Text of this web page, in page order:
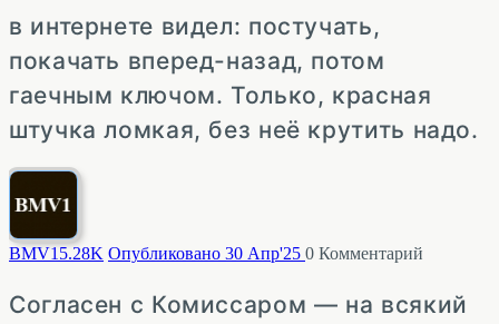
в интернете видел: постучать,
покачать вперед-назад, потом
гаечным ключом. Только, красная
штучка ломкая, без неё крутить надо.
BMV1 5.28K Опубликовано 30 Апр'25 0 Комментарий
Согласен с Комиссаром — на всякий